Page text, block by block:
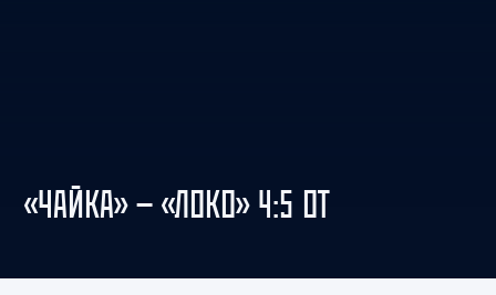
«ЧАЙКА» — «ЛОКО» 4:5 ОТ